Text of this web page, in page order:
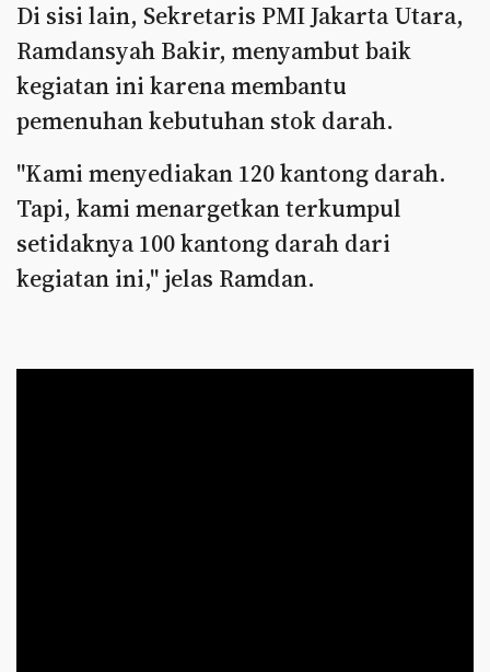
Di sisi lain, Sekretaris PMI Jakarta Utara,
Ramdansyah Bakir, menyambut baik
kegiatan ini karena membantu
pemenuhan kebutuhan stok darah.
"Kami menyediakan 120 kantong darah.
Tapi, kami menargetkan terkumpul
setidaknya 100 kantong darah dari
kegiatan ini," jelas Ramdan.